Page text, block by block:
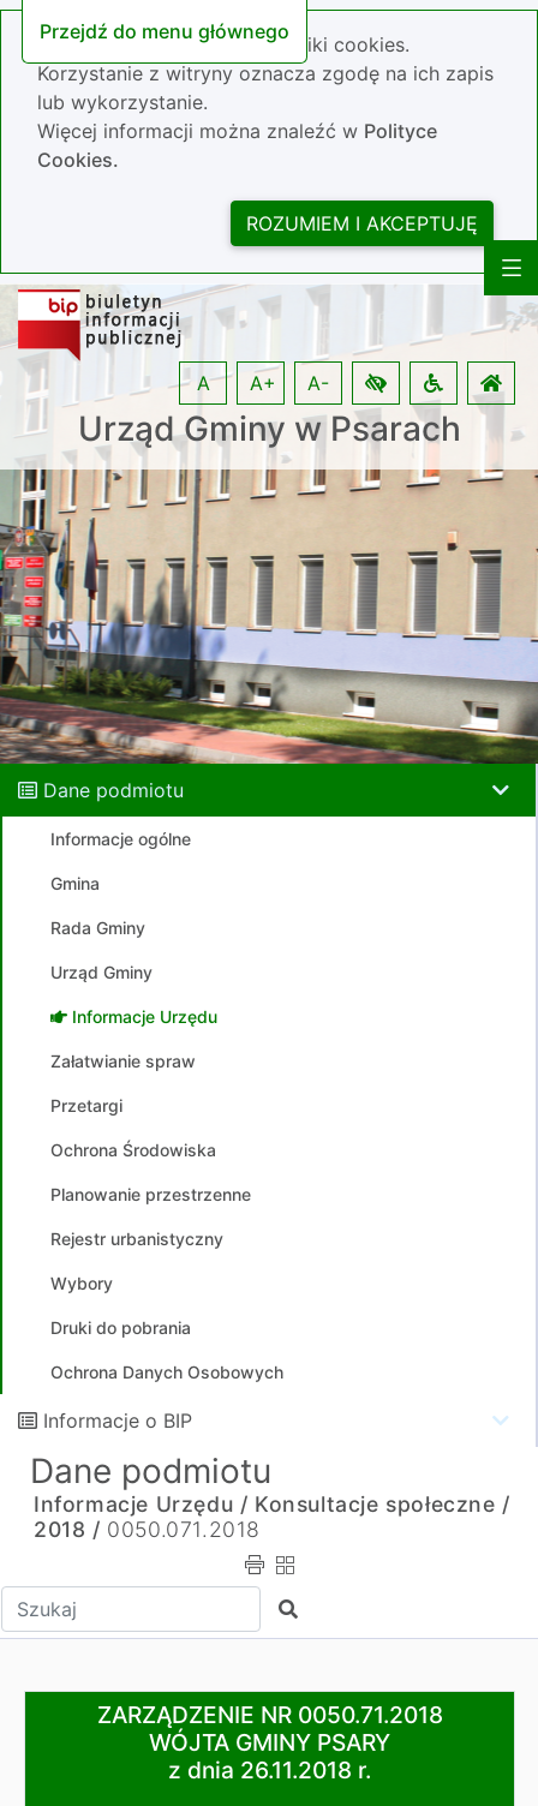
Przejdź do menu głównego
Nasza strona wykorzystuje pliki cookies.
Korzystanie z witryny oznacza zgodę na ich zapis
lub wykorzystanie.
Więcej informacji można znaleźć w Polityce
Cookies.
ROZUMIEM I AKCEPTUJĘ
Urząd Gminy w Psarach
A A+ A-
Dane podmiotu
Informacje ogólne
Gmina
Rada Gminy
Urząd Gminy
Informacje Urzędu
Załatwianie spraw
Przetargi
Ochrona Środowiska
Planowanie przestrzenne
Rejestr urbanistyczny
Wybory
Druki do pobrania
Ochrona Danych Osobowych
Informacje o BIP
Dane podmiotu
Informacje Urzędu / Konsultacje społeczne /
2018 / 0050.071.2018
Wpisz tekst do wyszukania Szukaj
ZARZĄDZENIE NR 0050.71.2018
WÓJTA GMINY PSARY
z dnia 26.11.2018 r.
ZARZĄDZENIE NR 0050.71.2018
WÓJTA GMINY PSARY
z dnia 26.11.2018 r.